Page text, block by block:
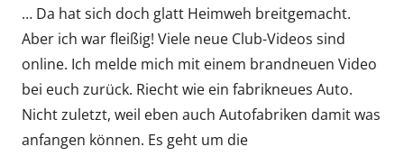
… Da hat sich doch glatt Heimweh breitgemacht.
Aber ich war fleißig! Viele neue Club-Videos sind
online. Ich melde mich mit einem brandneuen Video
bei euch zurück. Riecht wie ein fabrikneues Auto.
Nicht zuletzt, weil eben auch Autofabriken damit was
anfangen können. Es geht um die